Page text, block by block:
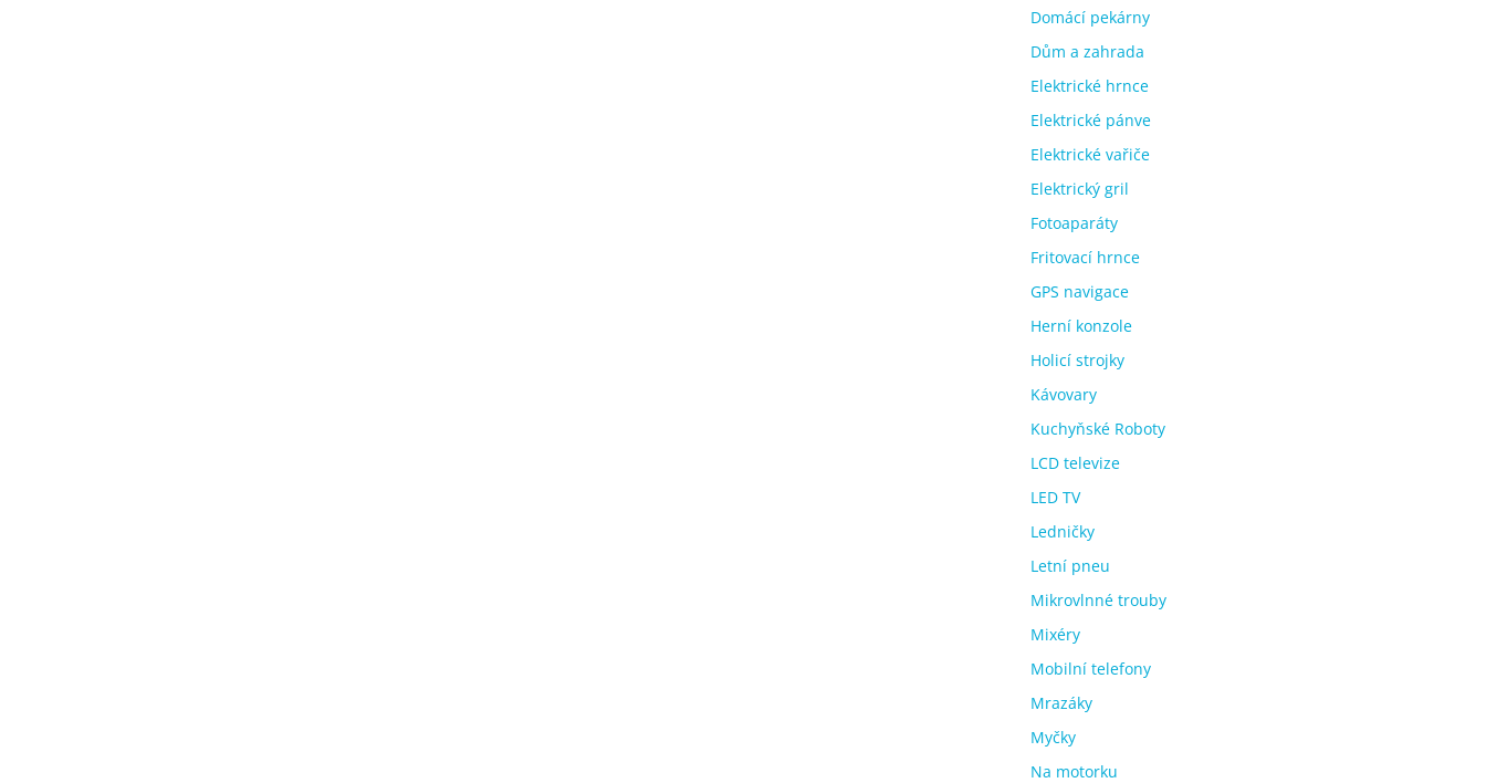
Domácí pekárny
Dům a zahrada
Elektrické hrnce
Elektrické pánve
Elektrické vařiče
Elektrický gril
Fotoaparáty
Fritovací hrnce
GPS navigace
Herní konzole
Holicí strojky
Kávovary
Kuchyňské Roboty
LCD televize
LED TV
Ledničky
Letní pneu
Mikrovlnné trouby
Mixéry
Mobilní telefony
Mrazáky
Myčky
Na motorku